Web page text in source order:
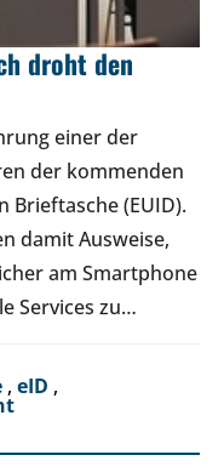
droht den
einer der
der kommenden
Brieftasche (EUID).
damit Ausweise,
am Smartphone
Services zu…
, eID ,